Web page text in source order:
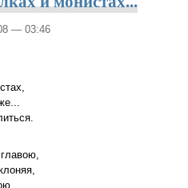
— 03:46